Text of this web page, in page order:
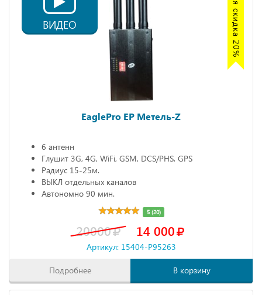
Акция скидка 20%
ВИДЕО
EaglePro EP Метель-Z
6 антенн
Глушит 3G, 4G, WiFi, GSM, DCS/PHS, GPS
Радиус 15-25м.
ВЫКЛ отдельных каналов
Автономно 90 мин.
5 (20)
20000 14 000
Артикул: 15404-P95263
Подробнее В корзину